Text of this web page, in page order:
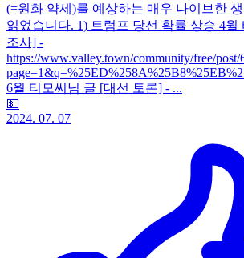
(=원화 약세)를 예상하는 매우 나이브한
읽었습니다. 1) 트럼프 당선 확률 상승 4월
조사] -
https://www.valley.town/community/free/post/
6월 티모씨님 글 [대선 토론] - ...
💵
2024. 07. 07